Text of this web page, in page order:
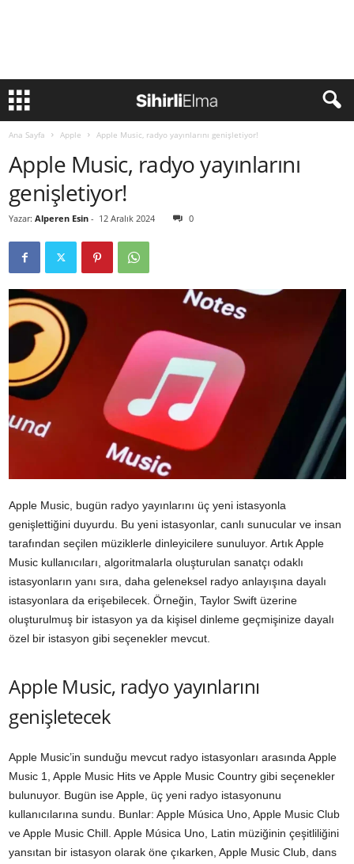
Ana Sayfa Apple Apple Music, radyo yayınlarını genişletiyor!
Apple Music, radyo yayınlarını
genişletiyor!
Yazar: Alperen Esin - 12 Aralık 2024 0
Apple Music, bugün radyo yayınlarını üç yeni istasyonla
genişlettiğini duyurdu. Bu yeni istasyonlar, canlı sunucular ve insan
tarafından seçilen müziklerle dinleyicilere sunuluyor. Artık Apple
Music kullanıcıları, algoritmalarla oluşturulan sanatçı odaklı
istasyonların yanı sıra, daha geleneksel radyo anlayışına dayalı
istasyonlara da erişebilecek. Örneğin, Taylor Swift üzerine
oluşturulmuş bir istasyon ya da kişisel dinleme geçmişinize dayalı
özel bir istasyon gibi seçenekler mevcut.
Apple Music, radyo yayınlarını
genişletecek
Apple Music’in sunduğu mevcut radyo istasyonları arasında Apple
Music 1, Apple Music Hits ve Apple Music Country gibi seçenekler
bulunuyor. Bugün ise Apple, üç yeni radyo istasyonunu
kullanıcılarına sundu. Bunlar: Apple Música Uno, Apple Music Club
ve Apple Music Chill. Apple Música Uno, Latin müziğinin çeşitliliğini
yansıtan bir istasyon olarak öne çıkarken, Apple Music Club, dans